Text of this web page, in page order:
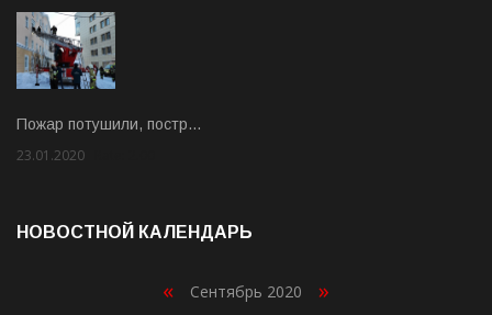
Пожар потушили, постр…
23.01.2020
НОВОСТНОЙ КАЛЕНДАРЬ
« Сентябрь 2020 »